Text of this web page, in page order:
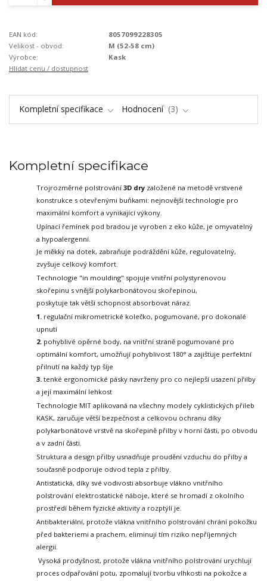
EAN kód:
8057099228305
Velikost - obvod:
M (52-58 cm)
Výrobce:
Kask
Hlídat cenu / dostupnost
Kompletní specifikace Hodnocení 3
Kompletní specifikace
Trojrozměrné polstrování 3D dry založené na metodě vrstvené
konstrukce s otevřenými buňkami: nejnovější technologie pro
maximální komfort a vynikající výkony.
Upínací řemínek pod bradou je vyroben z eko kůže, je omyvatelný
a hypoalergenní.
Je měkký na dotek, zabraňuje podráždění kůže, regulovatelný,
zvyšuje celkový komfort.
Technologie "in moulding" spojuje vnitřní polystyrenovou
skořepinu s vnější polykarbonátovou skořepinou,
poskytuje tak větší schopnost absorbovat náraz.
1. regulační mikrometrické kolečko, pogumované, pro dokonalé
upnutí
2. pohyblivé opěrné body, na vnitřní straně pogumované pro
optimální komfort, umožňují pohyblivost 180° a zajišťuje perfektní
přilnutí na každý typ šíje
3. tenké ergonomické pásky navrženy pro co nejlepší usazení přilby
a její maximální lehkost
Technologie MIT aplikovaná na všechny modely cyklistických přileb
KASK, zaručuje větší bezpečnost a celkovou ochranu díky
polykarbonátové vrstvě na skořepině přilby v horní části, po obvodu
a v zadní části.
Struktura a design přilby usnadňuje proudění vzduchu do přilby a
současně podporuje odvod tepla z přilby.
Antistatická, díky své vodivosti absorbuje vlákno vnitřního
polstrování elektrostatické náboje, které se hromadí z okolního
prostředí během fyzické aktivity a rozptýlí je.
Antibakteriální, protože vlákna vnitřního polstrování chrání pokožku
před bakteriemi a prachem, eliminují tím riziko nepříjemných
alergií.
Vysoká prodyšnost, protože vlákna vnitřního polstrování urychlují
proces odpařování potu, zpomalují tvorbu vlhkosti na pokožce a